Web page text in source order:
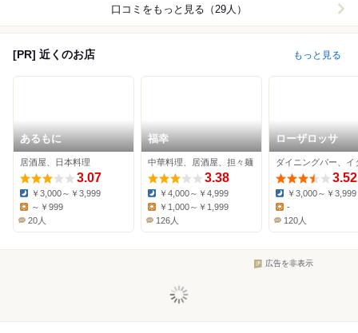
口コミをもっと見る（29人）
[PR] 近くのお店 もっと見る
あるもに
居酒屋、日本料理
3.07
Dinner:
￥3,000～￥3,999
～￥999
20人
福幸
中華料理、居酒屋、担々麺
3.38
Dinner:
￥4,000～￥4,999
￥1,000～￥1,999
126人
ローザロッサ
3.52
Dinner:
￥3,000～￥3,999
-
120人
広告を非表示